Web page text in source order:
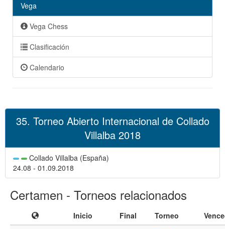
Vega
Vega Chess
Clasificación
Calendario
35. Torneo Abierto Internacional de Collado
Villalba 2018
Collado Villalba (España)
24.08 - 01.09.2018
Certamen - Torneos relacionados
Inicio Final Torneo